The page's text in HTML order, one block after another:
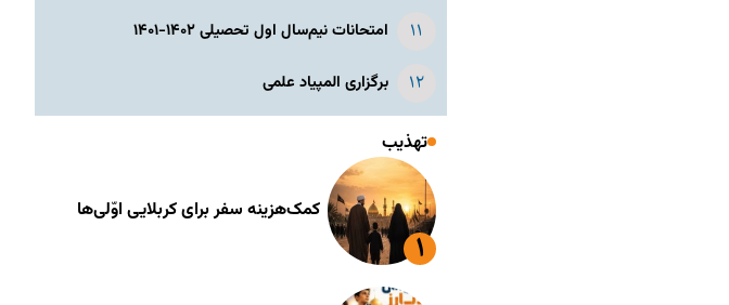
امتحانات نیم‌سال اول تحصیلی ۱۴۰۲-۱۴۰۱
برگزاری المپیاد علمی
تهذیب
کمک‌هزینه سفر برای کربلایی اوّلی‌ها